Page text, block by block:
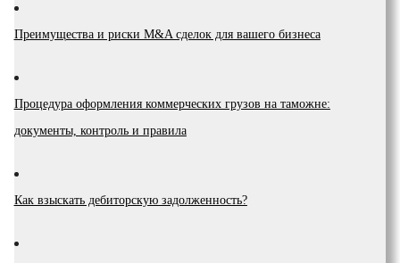
Преимущества и риски М&A сделок для вашего бизнеса
Процедура оформления коммерческих грузов на таможне:
документы, контроль и правила
Как взыскать дебиторскую задолженность?